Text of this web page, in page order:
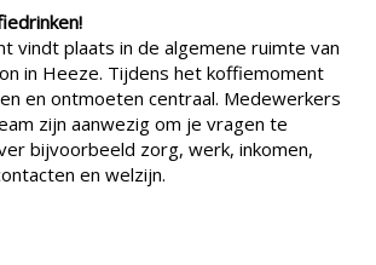
vindt plaats in de algemene ruimte van
in Heeze. Tijdens het koffiemoment
en ontmoeten centraal. Medewerkers
zijn aanwezig om je vragen te
bijvoorbeeld zorg, werk, inkomen,
en welzijn.